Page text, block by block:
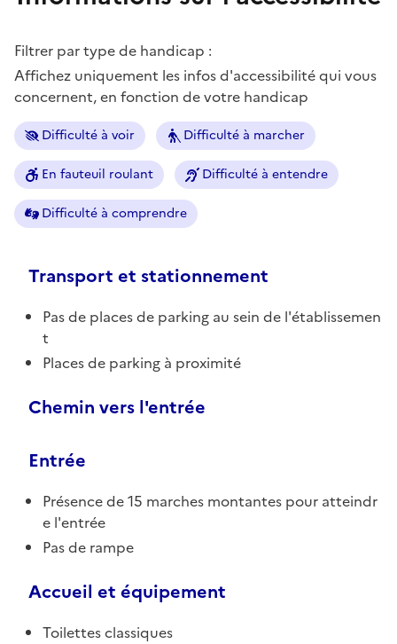
Filtrer par type de handicap :
Affichez uniquement les infos d'accessibilité qui vous
concernent, en fonction de votre handicap
Difficulté à voir Difficulté à marcher
En fauteuil roulant Difficulté à entendre
Difficulté à comprendre
Transport et stationnement
Pas de places de parking au sein de l'établissemen
t
Places de parking à proximité
Chemin vers l'entrée
Entrée
Présence de 15 marches montantes pour atteindr
e l'entrée
Pas de rampe
Accueil et équipement
Toilettes classiques